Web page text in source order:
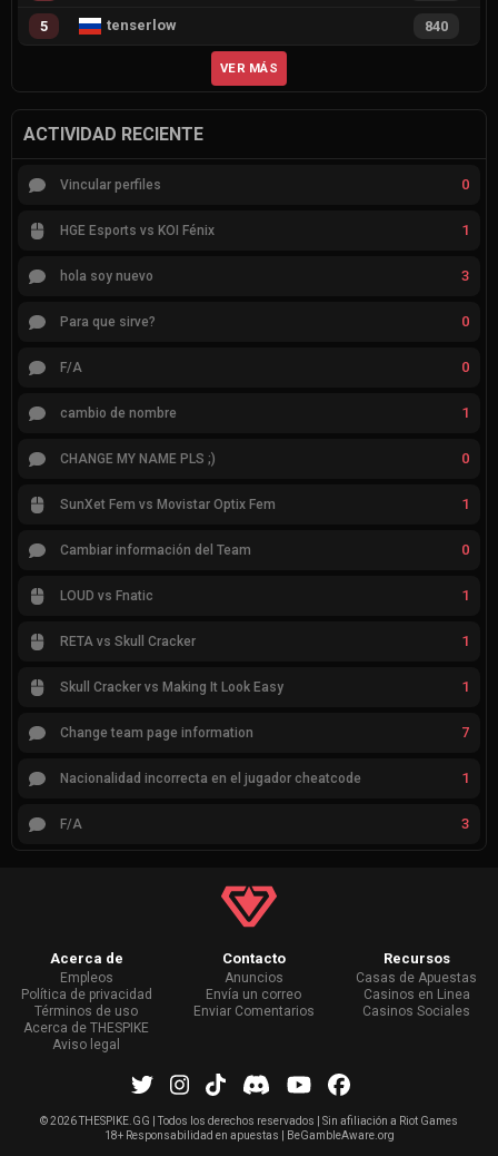
5 tenserlow 840
VER MÁS
ACTIVIDAD RECIENTE
Vincular perfiles 0
HGE Esports vs KOI Fénix 1
hola soy nuevo 3
Para que sirve? 0
F/A 0
cambio de nombre 1
CHANGE MY NAME PLS ;) 0
SunXet Fem vs Movistar Optix Fem 1
Cambiar información del Team 0
LOUD vs Fnatic 1
RETA vs Skull Cracker 1
Skull Cracker vs Making It Look Easy 1
Change team page information 7
Nacionalidad incorrecta en el jugador cheatcode 1
F/A 3
Acerca de
Empleos
Política de privacidad
Términos de uso
Acerca de THESPIKE
Aviso legal
Contacto
Anuncios
Envía un correo
Enviar Comentarios
Recursos
Casas de Apuestas
Casinos en Linea
Casinos Sociales
©2026 THESPIKE.GG | Todos los derechos reservados | Sin afiliación a Riot Games
18+ Responsabilidad en apuestas | BeGambleAware.org